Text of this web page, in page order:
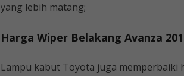
yang lebih matang;
Harga Wiper Belakang Avanza
Lampu kabut Toyota juga memperbaiki